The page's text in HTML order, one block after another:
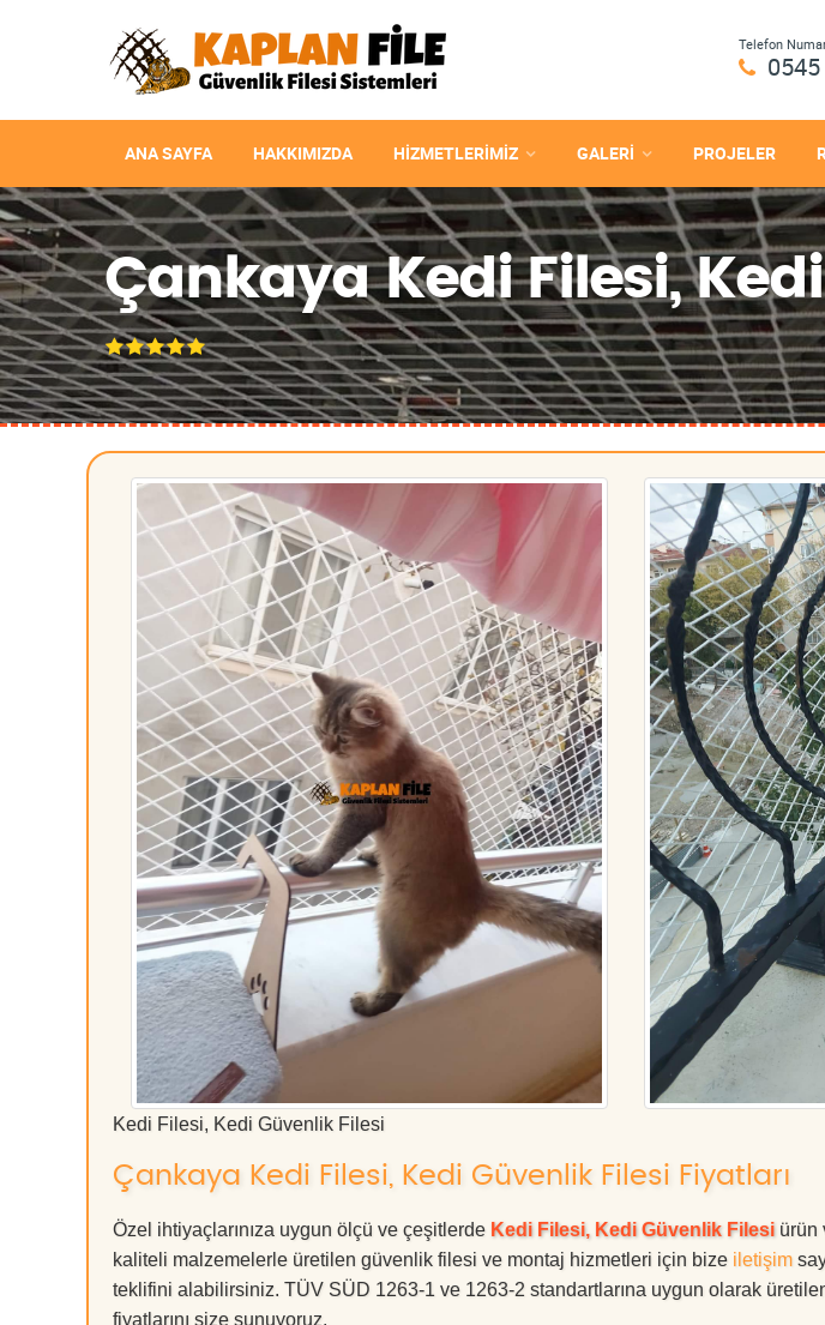
Telefon
ANA SAYFA HAKKIMIZDA HIZMETLERIMIZ GALERİ PROJELER
Çankaya Kedi Filesi,
Kedi Filesi, Kedi Güvenlik Filesi
Çankaya Kedi Filesi, Kedi Güvenlik Filesi Fiyatları
Özel ihtiyaçlarınıza uygun ölçü ve çeşitlerde Kedi Filesi, Kedi Güvenlik Filesi ürün
kaliteli malzemelerle üretilen güvenlik filesi ve montaj hizmetleri için bize iletişim
teklifini alabilirsiniz. TÜV SÜD 1263-1 ve 1263-2 standartlarına uygun olarak
fiyatlarını size sunuyoruz.